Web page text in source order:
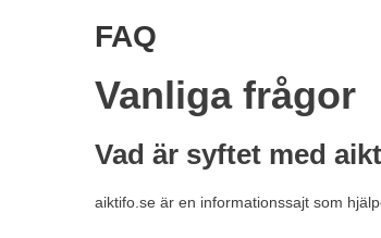
FAQ
Vanliga frågor
Vad är syftet med
aiktifo.se är en informationssajt som